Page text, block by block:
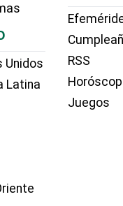
Unidos
Latina
RSS
Juegos